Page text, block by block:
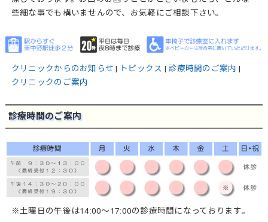
些細な事でも構いませんので、お気軽にご相談下さい。
クリニックからのお知らせ | トピックス | 診療時間のご案内 |
クリニックのご案内
診療時間のご案内
※土曜日の午後は14:00～17:00の診療時間になっております。